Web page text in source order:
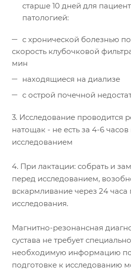
старше 10 дней для
патологией:
с хронической болезнью
скорость клубочковой
мин
находящиеся на диализе
с острой почечной
3. Исследование проводится
натощак - не есть за 4-6
исследованием
4. При лактации: собрать и
перед исследованием,
вскармливание через 24 часа
исследования.
Магнитно-резонансная
сустава не требует
необходимую информацию
подготовке к исследованию